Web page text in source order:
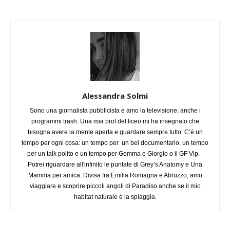
Alessandra Solmi
Sono una giornalista pubblicista e amo la televisione, anche i
programmi trash. Una mia prof del liceo mi ha insegnato che
bisogna avere la mente aperta e guardare sempre tutto. C’è un
tempo per ogni cosa: un tempo per un bel documentario, un tempo
per un talk polito e un tempo per Gemma e Giorgio o il GF Vip.
Potrei riguardare all'infinito le puntate di Grey’s Anatomy e Una
Mamma per amica. Divisa fra Emilia Romagna e Abruzzo, amo
viaggiare e scoprire piccoli angoli di Paradiso anche se il mio
habitat naturale è la spiaggia.